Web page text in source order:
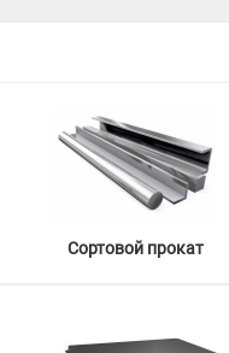
Сортовой прокат